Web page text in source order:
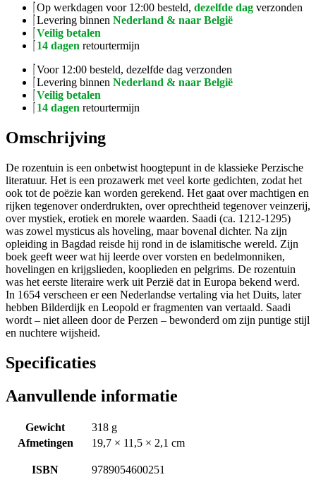
Op werkdagen voor 12:00 besteld, dezelfde dag verzonden
Levering binnen Nederland & naar België
Veilig betalen
14 dagen retourtermijn
Voor 12:00 besteld, dezelfde dag verzonden
Levering binnen Nederland & naar België
Veilig betalen
14 dagen retourtermijn
Omschrijving
De rozentuin is een onbetwist hoogtepunt in de klassieke Perzische
literatuur. Het is een prozawerk met veel korte gedichten, zodat het
ook tot de poëzie kan worden gerekend. Het gaat over machtigen en
rijken tegenover onderdrukten, over oprechtheid tegenover veinzerij,
over mystiek, erotiek en morele waarden. Saadi (ca. 1212-1295)
was zowel mysticus als hoveling, maar bovenal dichter. Na zijn
opleiding in Bagdad reisde hij rond in de islamitische wereld. Zijn
boek geeft weer wat hij leerde over vorsten en bedelmonniken,
hovelingen en krijgslieden, kooplieden en pelgrims. De rozentuin
was het eerste literaire werk uit Perzië dat in Europa bekend werd.
In 1654 verscheen er een Nederlandse vertaling via het Duits, later
hebben Bilderdijk en Leopold er fragmenten van vertaald. Saadi
wordt – niet alleen door de Perzen – bewonderd om zijn puntige stijl
en nuchtere wijsheid.
Specificaties
Aanvullende informatie
Gewicht
318 g
Afmetingen
19,7 × 11,5 × 2,1 cm
ISBN 9789054600251